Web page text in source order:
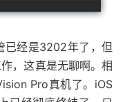
已经是3202年了，但
，这真是无聊啊。相
Pro真机了。iOS